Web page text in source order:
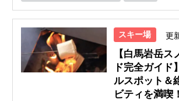
スキー場 更
【白馬岩岳ス
ド完全ガイド
ルスポット＆
ビティを満喫！